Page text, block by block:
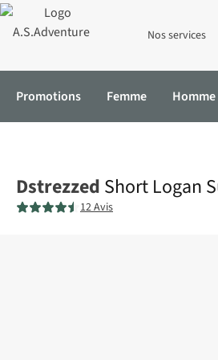
Nos services
Promotions Femme Homme
Dstrezzed Short Logan
12 Avis